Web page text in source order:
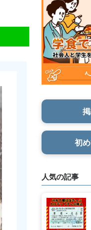
初
人気の記事